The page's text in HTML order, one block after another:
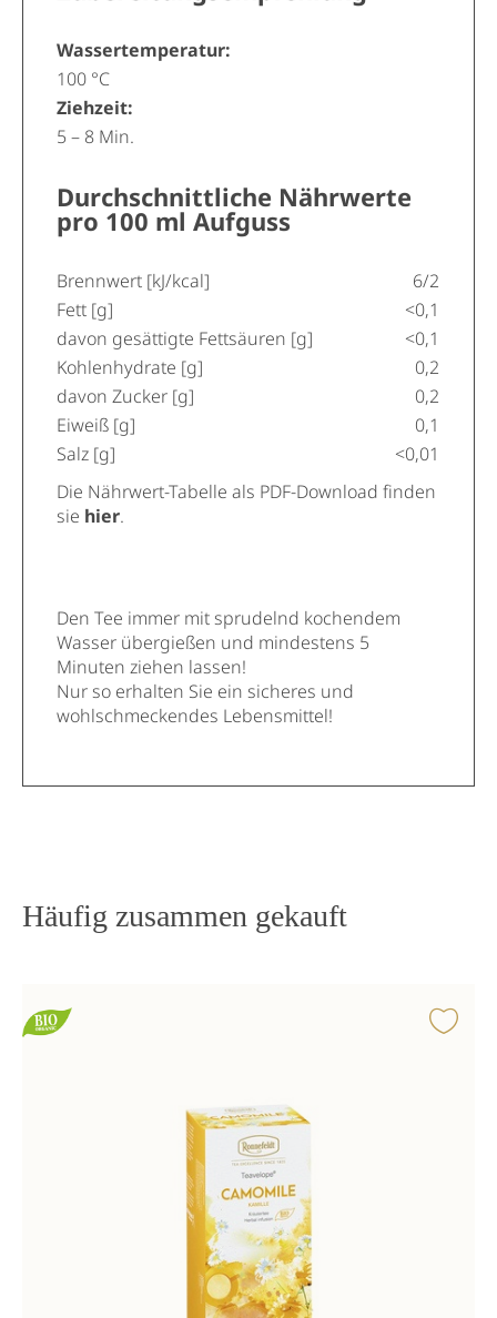
Wassertemperatur:
100 °C
Ziehzeit:
5 – 8 Min.
Durchschnittliche Nährwerte
pro 100 ml Aufguss
Brennwert [kJ/kcal]
6/2
Fett [g]
<0,1
davon gesättigte Fettsäuren [g]
<0,1
Kohlenhydrate [g]
0,2
davon Zucker [g]
0,2
Eiweiß [g]
0,1
Salz [g]
<0,01
Die Nährwert-Tabelle als PDF-Download finden
sie hier.
Den Tee immer mit sprudelnd kochendem
Wasser übergießen und mindestens 5
Minuten ziehen lassen!
Nur so erhalten Sie ein sicheres und
wohlschmeckendes Lebensmittel!
Häufig zusammen gekauft